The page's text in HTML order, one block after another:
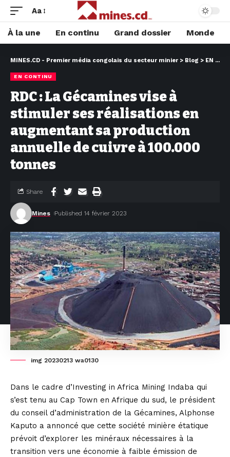
Aa
À la une En continu Grand dossier Monde
MINES.CD - Premier média congolais du secteur minier > Blog > EN CONTINU
EN CONTINU
RDC : La Gécamines vise à
stimuler ses réalisations en
augmentant sa production
annuelle de cuivre à 100.000
tonnes
Mines Published 14 février 2023
Share
img 20230213 wa0130
Dans le cadre d’Investing in Africa Mining Indaba qui
s’est tenu au Cap Town en Afrique du sud, le président
du conseil d’administration de la Gécamines, Alphonse
Kaputo a annoncé que cette société minière étatique
prévoit d’explorer les minéraux nécessaires à la
transition vers une économie à faible émission de